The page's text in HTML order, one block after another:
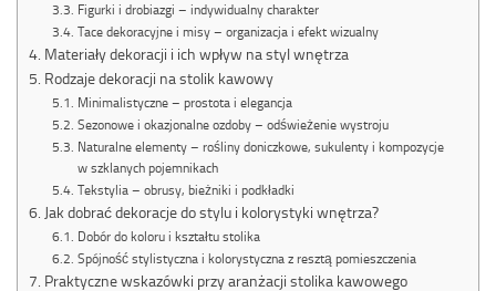
Figurki i drobiazgi – indywidualny charakter
Tace dekoracyjne i misy – organizacja i efekt wizualny
Materiały dekoracji i ich wpływ na styl wnętrza
Rodzaje dekoracji na stolik kawowy
Minimalistyczne – prostota i elegancja
Sezonowe i okazjonalne ozdoby – odświeżenie wystroju
Naturalne elementy – rośliny doniczkowe, sukulenty i kompozycje
w szklanych pojemnikach
Tekstylia – obrusy, bieżniki i podkładki
Jak dobrać dekoracje do stylu i kolorystyki wnętrza?
Dobór do koloru i kształtu stolika
Spójność stylistyczna i kolorystyczna z resztą pomieszczenia
Praktyczne wskazówki przy aranżacji stolika kawowego